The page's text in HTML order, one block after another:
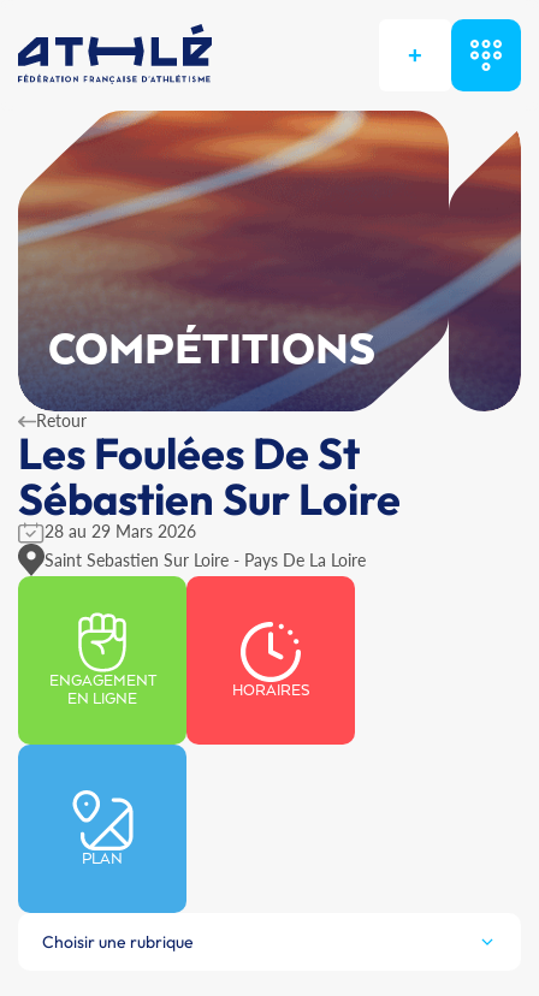
+
COMPÉTITIONS
Retour
Les Foulées De St
Sébastien Sur Loire
28 au 29 Mars 2026
Saint Sebastien Sur Loire - Pays De La Loire
ENGAGEMENT
EN LIGNE
HORAIRES
PLAN
Choisir une rubrique